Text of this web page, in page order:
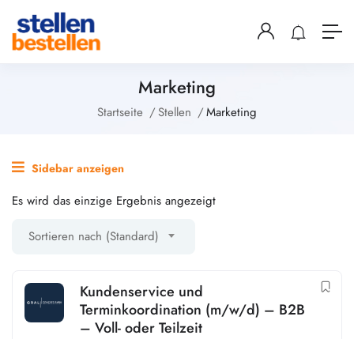
Marketing
Startseite Stellen Marketing
Sidebar anzeigen
Es wird das einzige Ergebnis angezeigt
Sortieren nach (Standard)
Kundenservice und
Terminkoordination (m/w/d) – B2B
– Voll- oder Teilzeit